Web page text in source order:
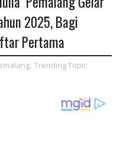
2025, Bagi
Pertama
, Trending Topic